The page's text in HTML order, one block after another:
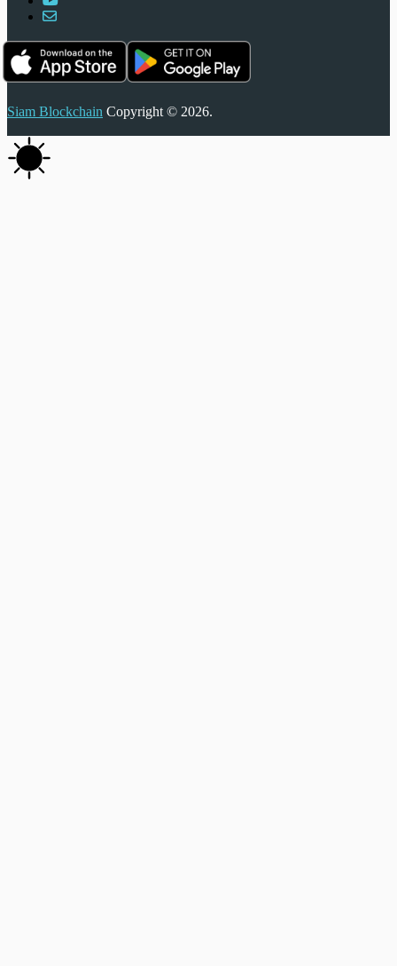
Siam Blockchain Copyright © 2026.